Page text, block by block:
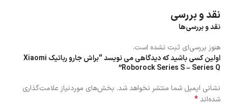
نقد و بررسی
نقد و بررسی‌ها
هنوز بررسی‌ای ثبت نشده است.
اولین کسی باشید که دیدگاهی می نویسد “براش جارو رباتیک Xiaomi
Roborock Series S – Series Q”
نشانی ایمیل شما منتشر نخواهد شد. بخش‌های موردنیاز علامت‌گذاری
شده‌اند*